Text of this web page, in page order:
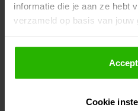
informatie die je aan ze hebt
verzameld op basis van jouw
Als je op "Accepteer" klikt,
toestemming om cookies
gepersonaliseerde
Lees hier meer over in ons
Cookie